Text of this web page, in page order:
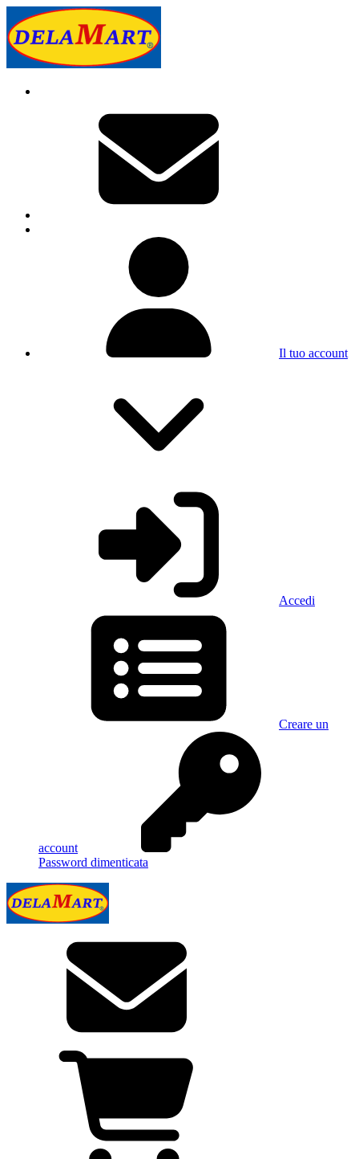
Il tuo account
Accedi
Creare un
account
Password dimenticata